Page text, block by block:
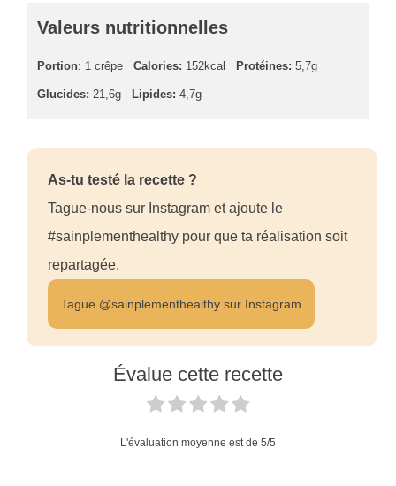
Valeurs nutritionnelles
Portion: 1 crêpe Calories: 152kcal Protéines: 5,7g
Glucides: 21,6g Lipides: 4,7g
As-tu testé la recette ?
Tague-nous sur Instagram et ajoute le
#sainplementhealthy pour que ta réalisation soit
repartagée.
Tague @sainplementhealthy sur Instagram
Évalue cette recette
L'évaluation moyenne est de 5/5